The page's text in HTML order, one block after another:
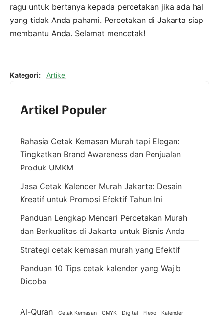
ragu untuk bertanya kepada percetakan jika ada hal
yang tidak Anda pahami. Percetakan di Jakarta siap
membantu Anda. Selamat mencetak!
Kategori: Artikel
Artikel Populer
Rahasia Cetak Kemasan Murah tapi Elegan:
Tingkatkan Brand Awareness dan Penjualan
Produk UMKM
Jasa Cetak Kalender Murah Jakarta: Desain
Kreatif untuk Promosi Efektif Tahun Ini
Panduan Lengkap Mencari Percetakan Murah
dan Berkualitas di Jakarta untuk Bisnis Anda
Strategi cetak kemasan murah yang Efektif
Panduan 10 Tips cetak kalender yang Wajib
Dicoba
Al-Quran Cetak Kemasan CMYK Digital Flexo Kalender